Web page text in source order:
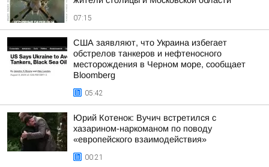
07:15
США заявляют, что Украина избегает
обстрелов танкеров и нефтеносного
месторождения в Черном море, сообщает
Bloomberg
05:42
Юрий Котенок: Вучич встретился с
хазарином-наркоманом по поводу
«европейского взаимодействия»
00:21